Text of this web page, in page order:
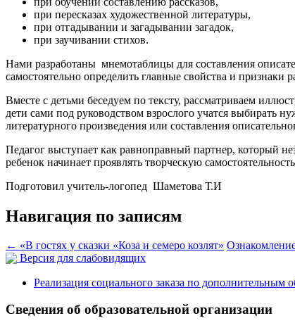
при пересказах художественной литературы,
при отгадывании и загадывании загадок,
при заучивании стихов.
Нами разработаны мнемотаблицы для составления
самостоятельно определить главные свойства и
Вместе с детьми беседуем по тексту, рассматриваем
дети сами под руководством взрослого учатся выбирать
литературного произведения или составления
Педагог выступает как равноправный партнер, который
ребенок начинает проявлять творческую
Подготовил учитель-логопед Шаметова Т.И
Навигация по записям
← «В гостях у сказки «Коза и семеро козлят»
Версия для слабовидящих
Реализация социального заказа по дополнительным
Сведения об образовательной организации